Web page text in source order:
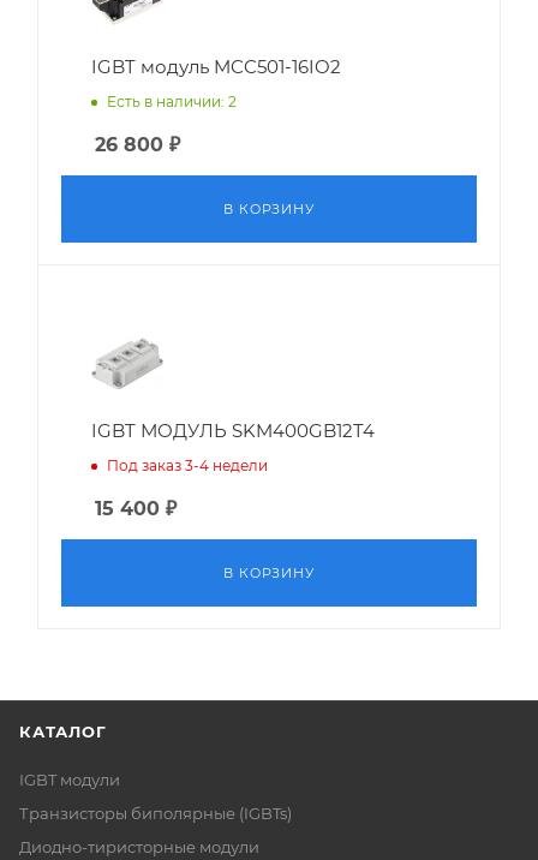
IGBT модуль MCC501-16IO2
Есть в наличии: 2
26 800 ₽
В КОРЗИНУ
IGBT МОДУЛЬ SKM400GB12T4
Под заказ 3-4 недели
15 400 ₽
В КОРЗИНУ
КАТАЛОГ
IGBT модули
Транзисторы биполярные (IGBTs)
Диодно-тиристорные модули